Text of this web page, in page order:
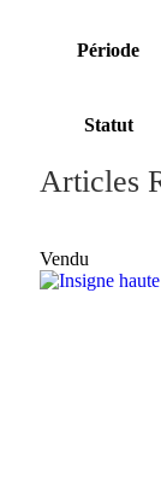
Période
Statut
Articles
Vendu